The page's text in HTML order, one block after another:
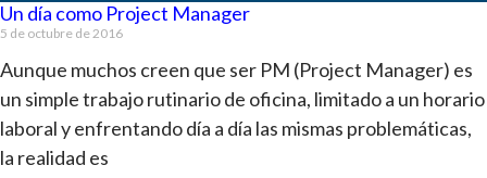
Un día como Project Manager
5 de octubre de 2016
Aunque muchos creen que ser PM (Project Manager) es
un simple trabajo rutinario de oficina, limitado a un horario
laboral y enfrentando día a día las mismas problemáticas,
la realidad es